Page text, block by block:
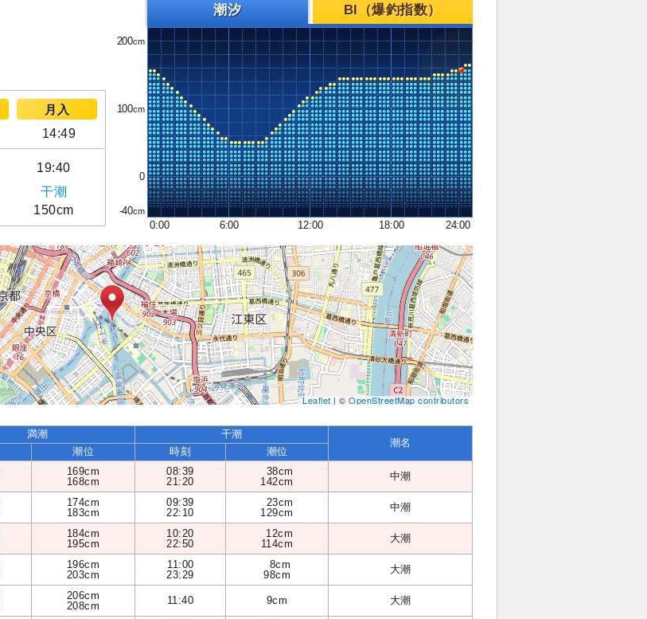
月入
14:49
19:40
干潮
150cm
潮汐 BI（爆釣指数）
200
100
0
-40
0:00
6:00 12:00 18:00 24:00
Leaflet | © OpenStreetMap contributors
満潮 干潮
潮名
潮位 時刻 潮位
169cm
168cm
08:39
21:20
38cm
142cm
中潮
174cm
183cm
09:39
22:10
23cm
129cm
中潮
184cm
195cm
10:20
22:50
12cm
114cm
大潮
196cm
203cm
11:00
23:29
8cm
98cm
大潮
206cm
208cm
11:40 9cm 大潮